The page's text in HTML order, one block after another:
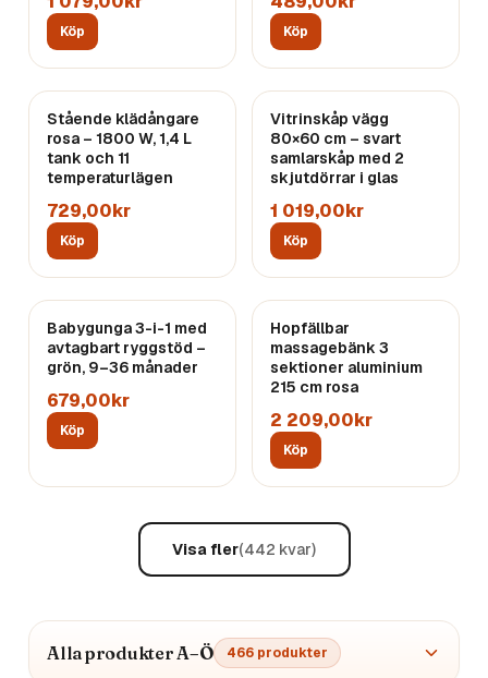
Köp Köp
Stående klädångare
rosa – 1800 W, 1,4 L
tank och 11
temperaturlägen
729,00kr
Köp
Vitrinskåp vägg
80×60 cm – svart
samlarskåp med 2
skjutdörrar i glas
1 019,00kr
Köp
Babygunga 3-i-1 med
avtagbart ryggstöd –
grön, 9–36 månader
679,00kr
Köp
Hopfällbar
massagebänk 3
sektioner aluminium
215 cm rosa
2 209,00kr
Köp
Visa fler(442 kvar)
Alla produkter A–Ö 466produkter